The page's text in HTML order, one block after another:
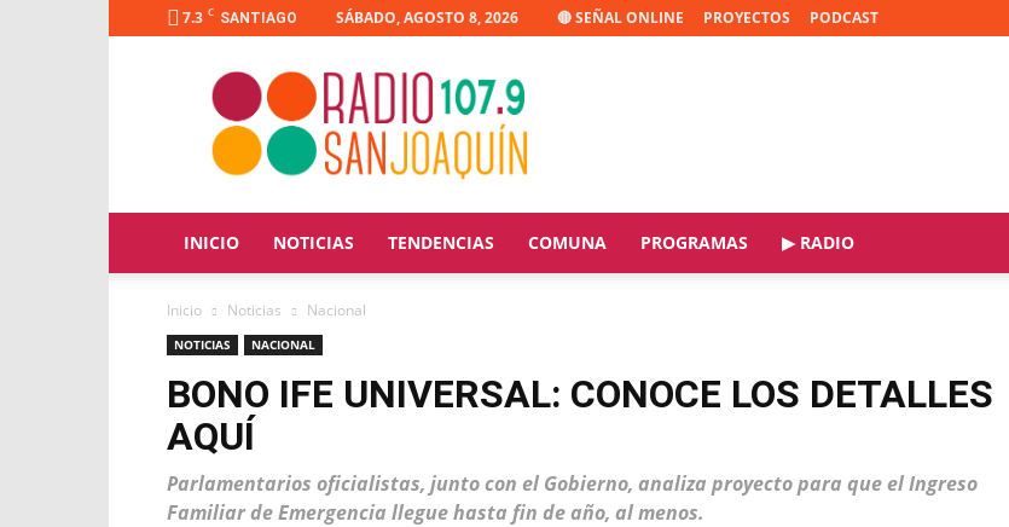
7.3 C SANTIAGO SÁBADO, AGOSTO 8, 2026 🔴 SEÑAL ONLINE PROYECTOS PODCAST
Radio
Joaquín
INICIO NOTICIAS TENDENCIAS COMUNA PROGRAMAS ▶ RADIO
Inicio Noticias Nacional
NOTICIAS NACIONAL
BONO IFE UNIVERSAL: CONOCE LOS DETALLES
AQUÍ
Parlamentarios oficialistas, junto con el Gobierno, analiza proyecto para que el Ingreso
Familiar de Emergencia llegue hasta fin de año, al menos.